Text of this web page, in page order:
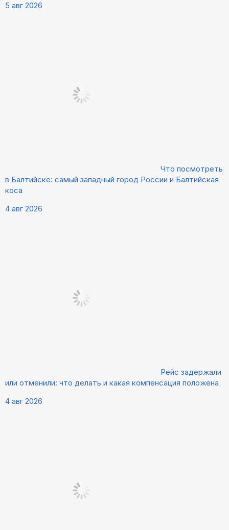
5 авг 2026
Что посмотреть
в Балтийске: самый западный город России и Балтийская
коса
4 авг 2026
Рейс задержали
или отменили: что делать и какая компенсация положена
4 авг 2026